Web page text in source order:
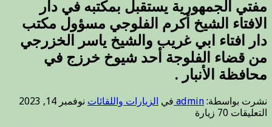
مفتي الجمهورية يستقبل بمكتبه في دار
الافتاء الشيخ أكرم الفلوجي مسؤول مكتب
دار افتاء ابي غريب والشيخ ياسر الخزرجي
من قضاء الفلوجة أحد شيوخ خرزج في
محافظة الأنبار .
نشرت بواسطة: admin في الزيارات واللقائات نوفمبر 14, 2023
التعليقات على
70 زيارة